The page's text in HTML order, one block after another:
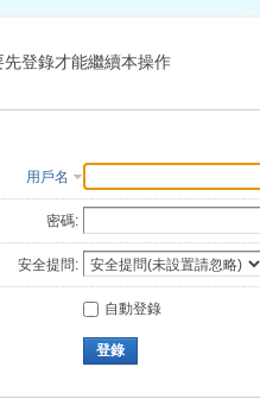
索
先登錄才能繼續本操作
用戶名
密碼:
安全提問:
自動登錄
登錄